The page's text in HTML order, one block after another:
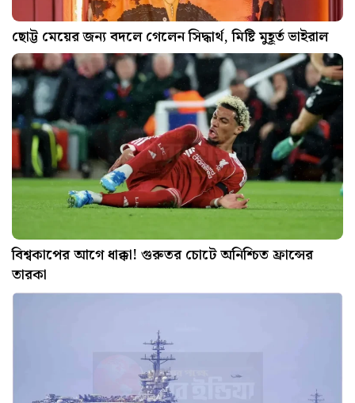
ছোট্ট মেয়ের জন্য বদলে গেলেন সিদ্ধার্থ, মিষ্টি মুহূর্ত ভাইরাল
বিশ্বকাপের আগে ধাক্কা! গুরুতর চোটে অনিশ্চিত ফ্রান্সের
তারকা